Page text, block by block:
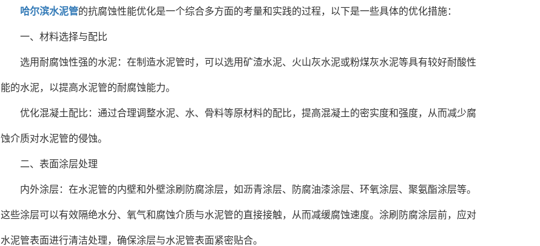
哈尔滨水泥管的抗腐蚀性能优化是一个综合多方面的考量和实践的过程，以下是一些具体的优化措施：
一、材料选择与配比
选用耐腐蚀性强的水泥：在制造水泥管时，可以选用矿渣水泥、火山灰水泥或粉煤灰水泥等具有较好耐酸性
能的水泥，以提高水泥管的耐腐蚀能力。
优化混凝土配比：通过合理调整水泥、水、骨料等原材料的配比，提高混凝土的密实度和强度，从而减少腐
蚀介质对水泥管的侵蚀。
二、表面涂层处理
内外涂层：在水泥管的内壁和外壁涂刷防腐涂层，如沥青涂层、防腐油漆涂层、环氧涂层、聚氨酯涂层等。
这些涂层可以有效隔绝水分、氧气和腐蚀介质与水泥管的直接接触，从而减缓腐蚀速度。涂刷防腐涂层前，应对
水泥管表面进行清洁处理，确保涂层与水泥管表面紧密贴合。